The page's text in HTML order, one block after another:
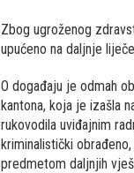
Zbog ugroženog
upućeno na daljnje
O događaju je odmah
kantona, koja je izašla
rukovodila uviđajnim
kriminalistički
predmetom daljnjih